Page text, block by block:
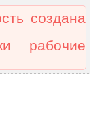
создана
рабочие